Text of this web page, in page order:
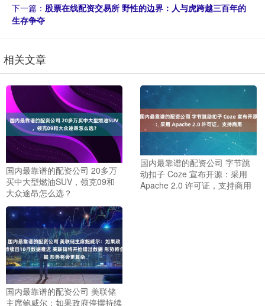
下一篇： 股票在线配资交易所 野性的边界：人与虎跨越三百年的
生存争夺
相关文章
国内最靠谱的配资公司 20多万
买中大型燃油SUV，领克09和
大众途昂怎么选？
国内最靠谱的配资公司 字节跳
动扣子 Coze 宣布开源：采用
Apache 2.0 许可证，支持商用
国内最靠谱的配资公司 美联储
主席鲍威尔：如果政府停摆持续